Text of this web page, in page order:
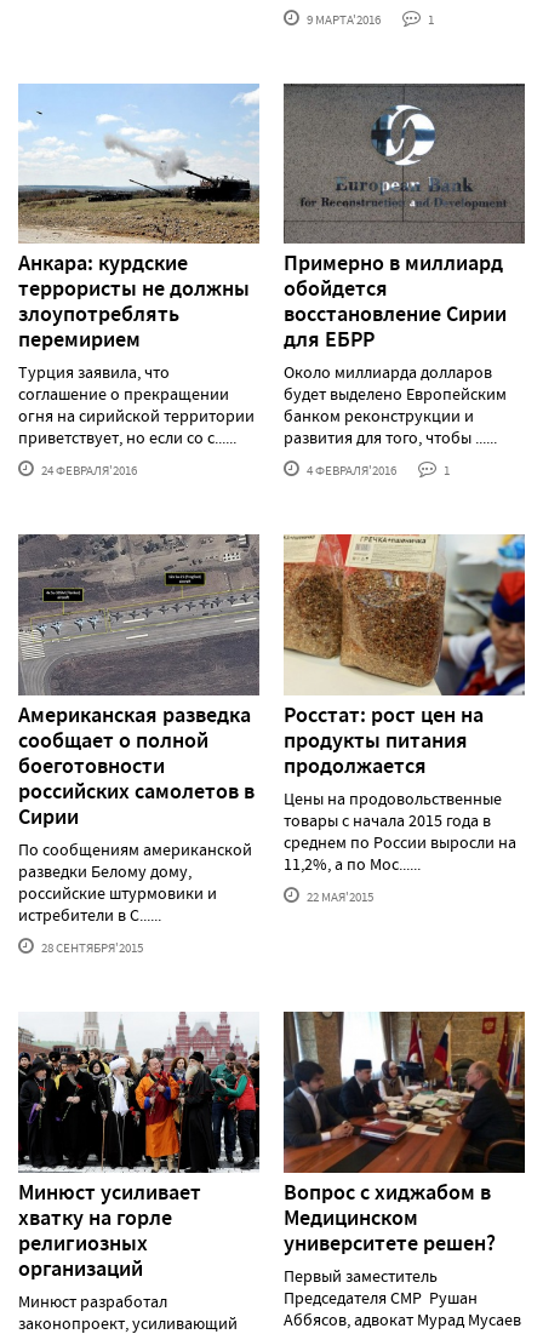
9 МАРТА'2016 1
Анкара: курдские
террористы не должны
злоупотреблять
перемирием
Турция заявила, что
соглашение о прекращении
огня на сирийской территории
приветствует, но если со с......
24 ФЕВРАЛЯ'2016
Примерно в миллиард
обойдется
восстановление Сирии
для ЕБРР
Около миллиарда долларов
будет выделено Европейским
банком реконструкции и
развития для того, чтобы ......
4 ФЕВРАЛЯ'2016 1
Американская разведка
сообщает о полной
боеготовности
российских самолетов в
Сирии
По сообщениям американской
разведки Белому дому,
российские штурмовики и
истребители в С......
28 СЕНТЯБРЯ'2015
Росстат: рост цен на
продукты питания
продолжается
Цены на продовольственные
товары с начала 2015 года в
среднем по России выросли на
11,2%, а по Мос......
22 МАЯ'2015
Минюст усиливает
хватку на горле
религиозных
организаций
Минюст разработал
законопроект, усиливающий
Вопрос с хиджабом в
Медицинском
университете решен?
Первый заместитель
Председателя СМР Рушан
Аббясов, адвокат Мурад Мусаев